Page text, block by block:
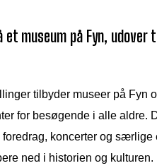
et museum på Fyn, udover
tilbyder museer på Fyn
for besøgende i alle aldre.
koncerter og særlige
ned i historien og kulturen.